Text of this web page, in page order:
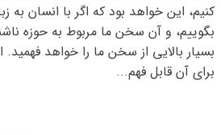
کنیم، این خواهد بود که اگر با انسان
بگوییم، و آن سخن ما مربوط به حوزه
بسیار بالایی از سخن ما را خواهد فهمید.
برای آن قابل فهم...